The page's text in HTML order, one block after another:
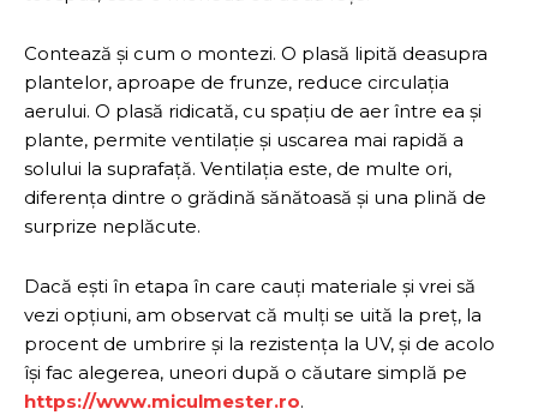
Contează și cum o montezi. O plasă lipită deasupra
plantelor, aproape de frunze, reduce circulația
aerului. O plasă ridicată, cu spațiu de aer între ea și
plante, permite ventilație și uscarea mai rapidă a
solului la suprafață. Ventilația este, de multe ori,
diferența dintre o grădină sănătoasă și una plină de
surprize neplăcute.
Dacă ești în etapa în care cauți materiale și vrei să
vezi opțiuni, am observat că mulți se uită la preț, la
procent de umbrire și la rezistența la UV, și de acolo
își fac alegerea, uneori după o căutare simplă pe
https://www.miculmester.ro.